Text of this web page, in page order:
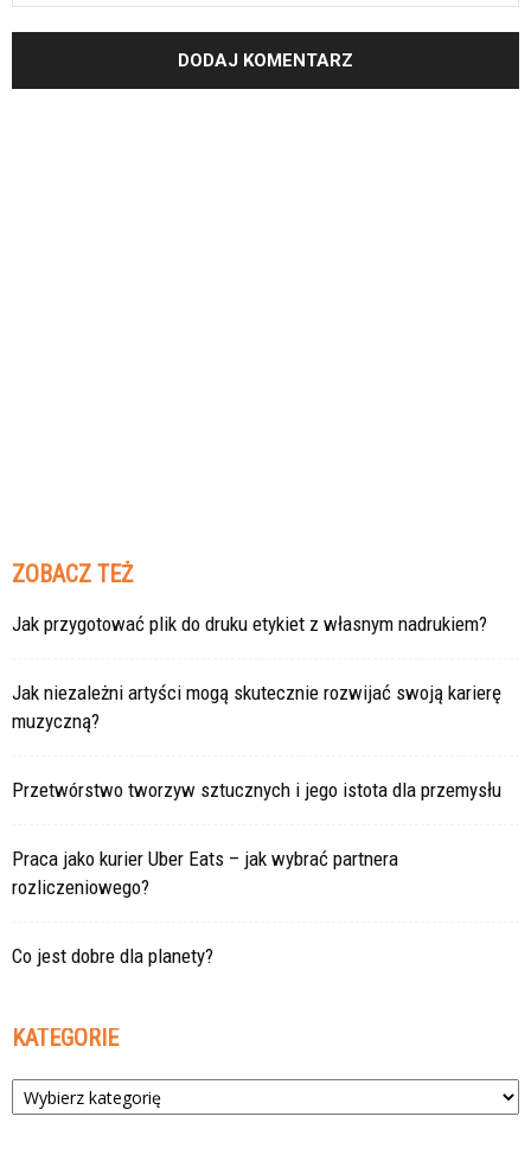
ZOBACZ TEŻ
Jak przygotować plik do druku etykiet z własnym nadrukiem?
Jak niezależni artyści mogą skutecznie rozwijać swoją karierę
muzyczną?
Przetwórstwo tworzyw sztucznych i jego istota dla przemysłu
Praca jako kurier Uber Eats – jak wybrać partnera
rozliczeniowego?
Co jest dobre dla planety?
KATEGORIE
Kategorie